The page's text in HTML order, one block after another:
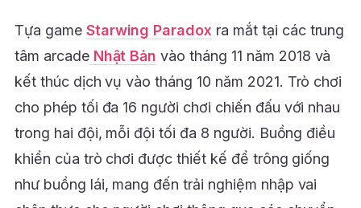
Tựa game Starwing Paradox ra mắt tại các trung
tâm arcadeNhật Bản vào tháng 11 năm 2018 và
kết thúc dịch vụ vào tháng 10 năm 2021. Trò chơi
cho phép tối đa 16 người chơi chiến đấu với nhau
trong hai đội, mỗi đội tối đa 8 người. Buồng điều
khiển của trò chơi được thiết kế để trông giống
như buồng lái, mang đến trải nghiệm nhập vai